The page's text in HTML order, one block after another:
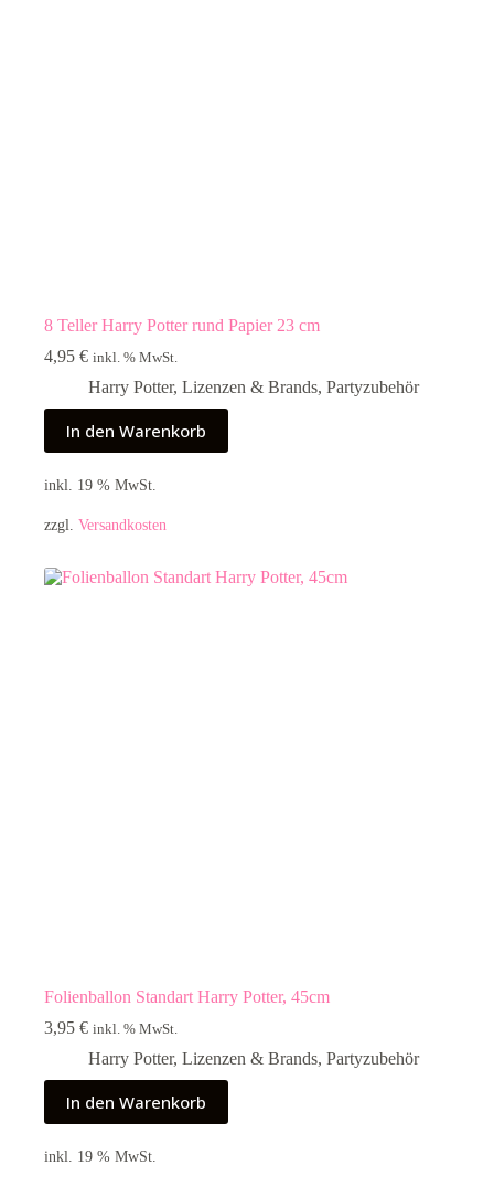
8 Teller Harry Potter rund Papier 23 cm
4,95 € inkl. % MwSt.
Harry Potter, Lizenzen & Brands, Partyzubehör
In den Warenkorb
inkl. 19 % MwSt.
zzgl. Versandkosten
Folienballon Standart Harry Potter, 45cm
3,95 € inkl. % MwSt.
Harry Potter, Lizenzen & Brands, Partyzubehör
In den Warenkorb
inkl. 19 % MwSt.